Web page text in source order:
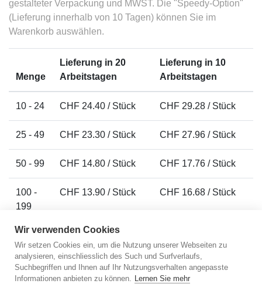
gestalteter Verpackung und MWST. Die "Speedy-Option"
(Lieferung innerhalb von 10 Tagen) können Sie im
Warenkorb auswählen.
Menge
Lieferung in 20
Arbeitstagen
Lieferung in 10
Arbeitstagen
10 - 24 CHF 24.40 / Stück CHF 29.28 / Stück
25 - 49 CHF 23.30 / Stück CHF 27.96 / Stück
50 - 99 CHF 14.80 / Stück CHF 17.76 / Stück
100 -
199
CHF 13.90 / Stück CHF 16.68 / Stück
200 -
299
CHF 13.20 / Stück
300 -
CHF 13.10 / Stück CHF 15.72 / Stück
Wir verwenden Cookies
Wir setzen Cookies ein, um die Nutzung unserer Webseiten zu
analysieren, einschliesslich des Such und Surfverlaufs,
Suchbegriffen und Ihnen auf Ihr Nutzungsverhalten angepasste
Informationen anbieten zu können. Lernen Sie mehr